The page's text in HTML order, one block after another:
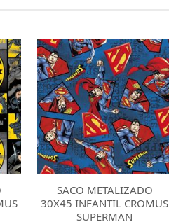
SACO METALIZADO
30X45 INFANTIL CROMUS
BATMAN